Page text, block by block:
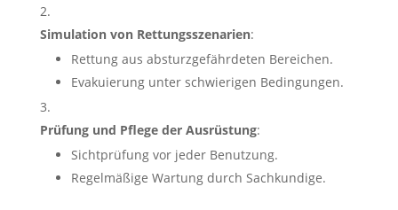
Simulation von Rettungsszenarien:
Rettung aus absturzgefährdeten Bereichen.
Evakuierung unter schwierigen Bedingungen.
Prüfung und Pflege der Ausrüstung:
Sichtprüfung vor jeder Benutzung.
Regelmäßige Wartung durch Sachkundige.